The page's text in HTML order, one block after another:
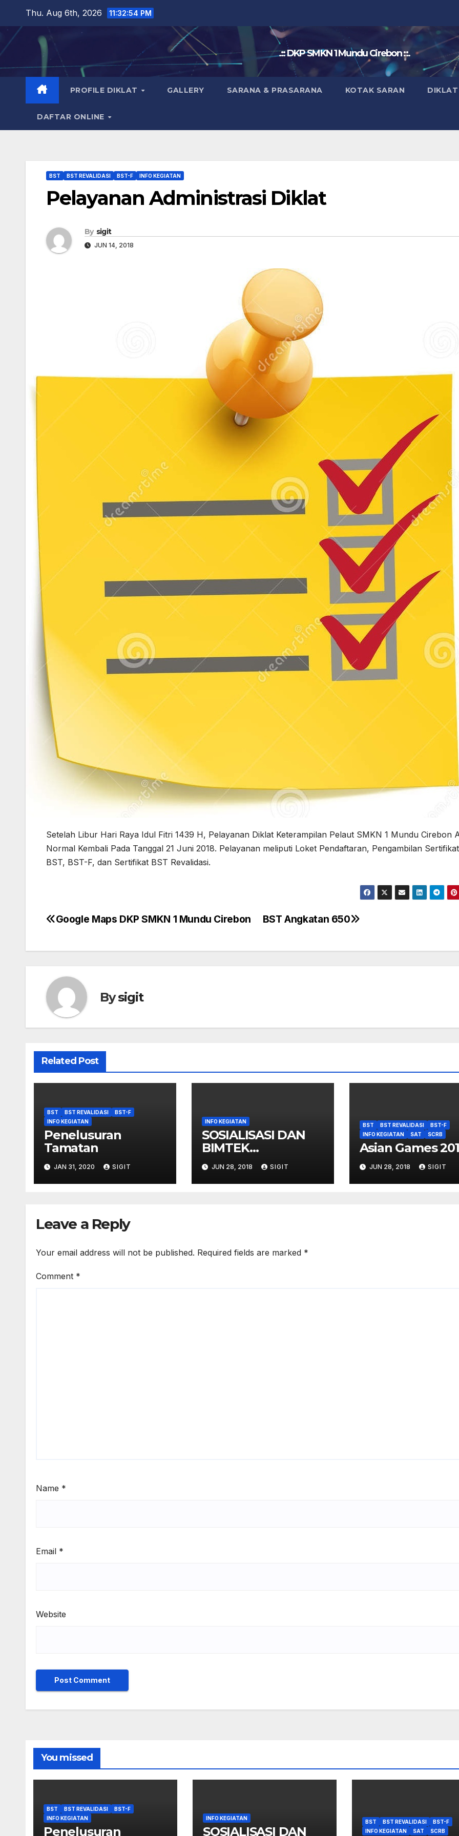
content
Thu. Aug 6th, 2026 11:32:55 PM
.:: DKP SMKN 1 Mundu Cirebon ::.
PROFILE DIKLAT GALLERY SARANA & PRASARANA KOTAK SARAN
DAFTAR ONLINE
BST BST REVALIDASI BST-F INFO KEGIATAN
Pelayanan Administrasi Diklat
By sigit
JUN 14, 2018
Setelah Libur Hari Raya Idul Fitri 1439 H, Pelayanan Diklat Keterampilan Pelaut SMKN 1 Mundu Cirebon
Normal Kembali Pada Tanggal 21 Juni 2018. Pelayanan meliputi Loket Pendaftaran, Pengambilan Sertifikat
BST, BST-F, dan Sertifikat BST Revalidasi.
Post
BST Angkatan 650
Google Maps DKP SMKN 1 Mundu Cirebon
Bysigit
Related Post
BST BST REVALIDASI
BST-F
INFO KEGIATAN
Penelusuran
Tamatan
JAN 31, 2020 SIGIT
INFO KEGIATAN
SOSIALISASI DAN
BIMTEK
TELEKONFERENSI
JUN 28, 2018 SIGIT
BST BST REVALIDASI
BST-F
INFO KEGIATAN
SAT SCRB
Asian Games
JUN 28, 2018 SIGIT
Leave a Reply
Your email address will not be published. Required fields are marked *
Comment *
Name *
Email *
Website
You missed
BST BST REVALIDASI
BST-F
INFO KEGIATAN
Penelusuran
INFO KEGIATAN
SOSIALISASI DAN
BST BST REVALIDASI
BST-F
INFO KEGIATAN
SAT SCRB